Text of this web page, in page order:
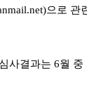
으로 관
사결과는 6월 중